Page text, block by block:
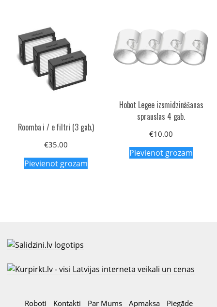
Roomba i / e filtri (3 gab.)
€35.00
Pievienot grozam
Hobot Legee izsmidzināšanas
sprauslas 4 gab.
€10.00
Pievienot grozam
Roboti Kontakti Par Mums Apmaksa Piegāde